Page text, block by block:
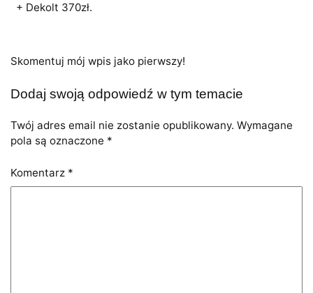
+ Dekolt 370zł.
Skomentuj mój wpis jako pierwszy!
Dodaj swoją odpowiedź w tym temacie
Twój adres email nie zostanie opublikowany. Wymagane
pola są oznaczone *
Komentarz *